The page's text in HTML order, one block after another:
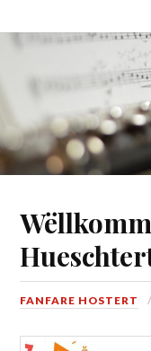
FANFARE HOSTERT